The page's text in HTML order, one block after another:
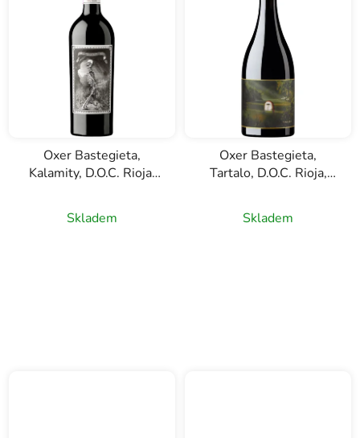
Oxer Bastegieta,
Kalamity, D.O.C. Rioja,
Skladem
Oxer Bastegieta,
Tartalo, D.O.C. Rioja,
Skladem